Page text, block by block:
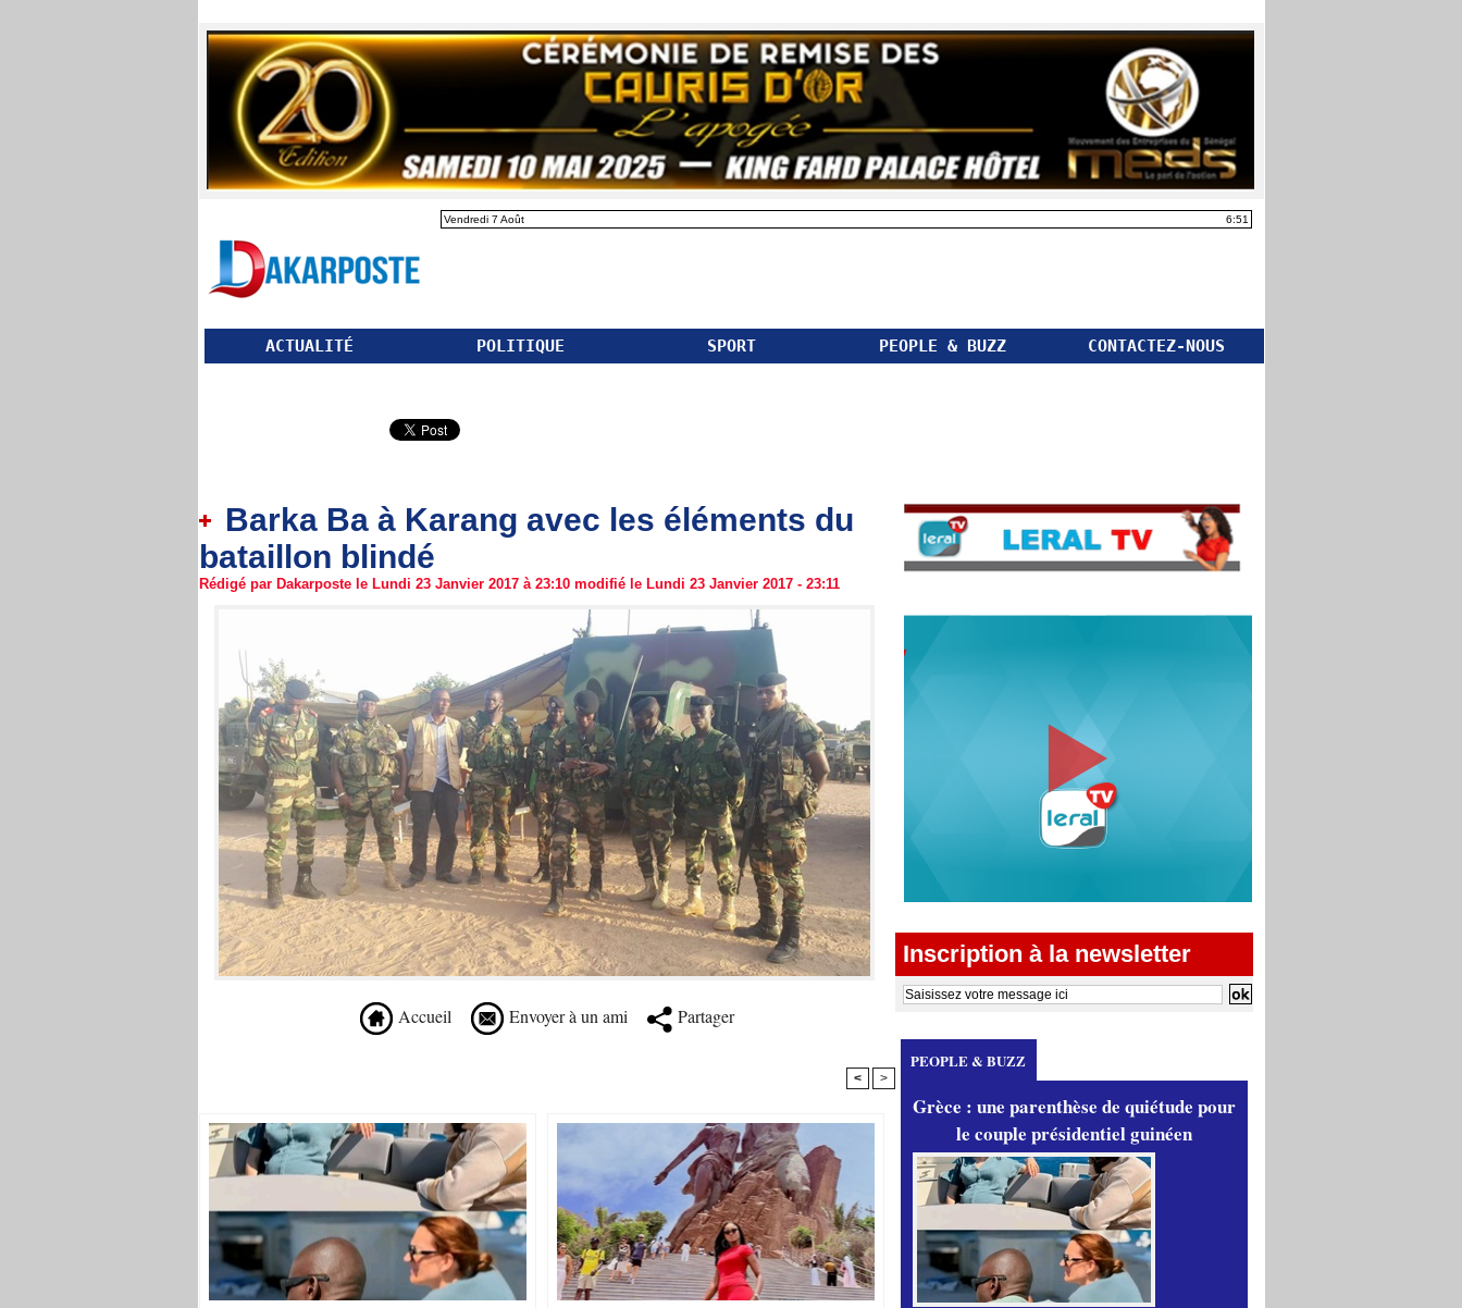
Vendredi 7 Août 6:51
ACTUALITÉ POLITIQUE SPORT PEOPLE & BUZZ CONTACTEZ-NOUS
Barka Ba à Karang avec les éléments du
bataillon blindé
Rédigé par Dakarposte le Lundi 23 Janvier 2017 à 23:10 modifié le Lundi 23 Janvier 2017 - 23:11
Accueil Envoyer à un ami Partager
< >
Inscription à la newsletter
PEOPLE & BUZZ
Grèce : une parenthèse de quiétude pour
le couple présidentiel guinéen